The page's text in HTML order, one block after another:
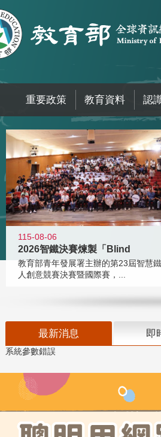
重要政策 教育資料 認
115-08-06
2026智鐵決賽煉製「Blind
教育部青年發展署主辦的第23屆智慧鐵
人創意競賽決賽暨國際賽，...
最新消息 即
系統參數錯誤